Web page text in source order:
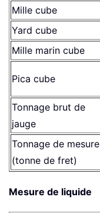
Mille cube
Yard cube
Mille marin cube
Pica cube
Tonnage brut de
jauge
Tonnage de mesure
(tonne de fret)
Mesure de liquide